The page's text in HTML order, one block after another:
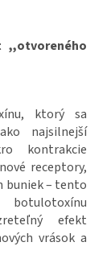
ktorý sa
najsilnejší
kontrakcie
receptory,
buniek – tento
botulotoxínu
efekt
vrások a